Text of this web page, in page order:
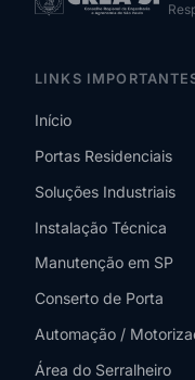
LINKS
Início
Portas Residenciais
Soluções Industriais
Instalação Técnica
Manutenção em SP
Conserto de Porta
Automação /
Área do Serralheiro